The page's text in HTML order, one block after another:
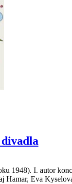
1948). I. autor
Hamar, Eva